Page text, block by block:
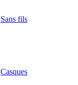
Sans fils
Casques